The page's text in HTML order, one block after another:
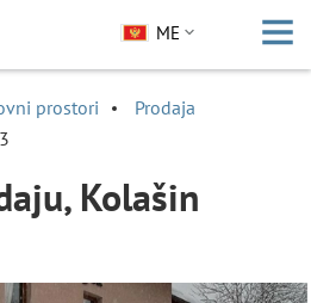
ME
prostori
Prodaja
Kolašin